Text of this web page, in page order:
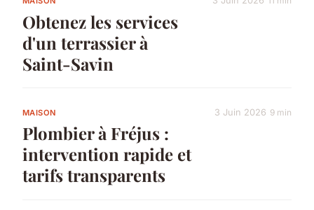
Obtenez les services
d'un terrassier à
Saint-Savin
MAISON
Plombier à Fréjus :
intervention rapide et
tarifs transparents
3 Juin 2026 9 min